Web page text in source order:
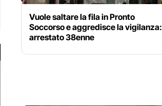
Vuole saltare la fila in Pronto
Soccorso e aggredisce la vigilanza:
arrestato 38enne